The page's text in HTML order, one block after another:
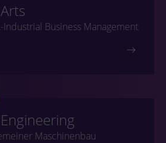
Industrial Business Management
Maschinenbau